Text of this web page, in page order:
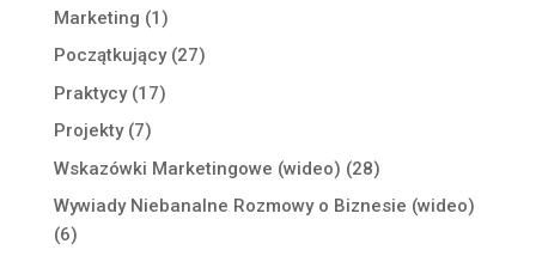
Marketing (1)
Początkujący(27)
Praktycy(17)
Projekty(7)
Wskazówki Marketingowe (wideo) (28)
Wywiady Niebanalne Rozmowy o Biznesie (wideo)
(6)